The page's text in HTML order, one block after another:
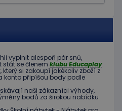
vyplnit alespoň pár snů,
stát se členem klubuEducaplay.
, který si zakoupí jakékoliv zboží z
konto připíšou body podle
naši zákazníci výhody,
bodů za širokou nabídku
.www.educaplay.cz
2 měsíce
www.educaplay.cz
dny
cookie
Cookie-